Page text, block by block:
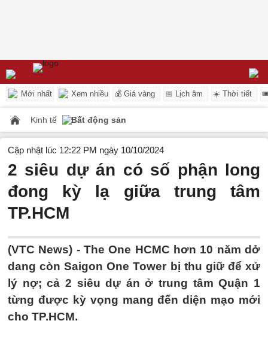
Mới nhất Xem nhiều 💰 Giá vàng 📅 Lịch âm ☀️ Thời tiết
Kinh tế Bất động sản
Cập nhật lúc 12:22 PM ngày 10/10/2024
2 siêu dự án có số phận long
đong kỳ lạ giữa trung tâm
TP.HCM
(VTC News) - The One HCMC hơn 10 năm dở
dang còn Saigon One Tower bị thu giữ để xử
lý nợ; cả 2 siêu dự án ở trung tâm Quận 1
từng được kỳ vọng mang đến diện mạo mới
cho TP.HCM.